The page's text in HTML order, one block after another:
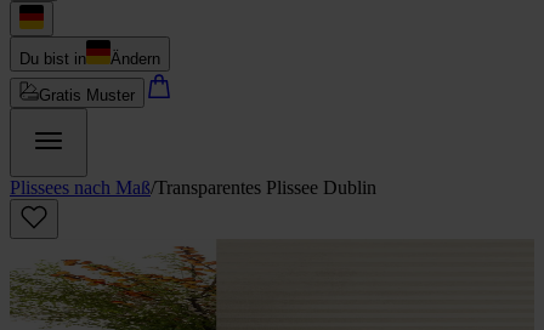
Du bist in
Ändern
Gratis Muster
Plissees nach Maß/Transparentes Plissee Dublin